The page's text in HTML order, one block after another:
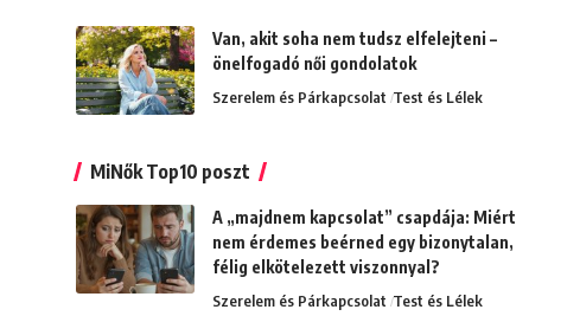
Van, akit soha nem tudsz elfelejteni –
önelfogadó női gondolatok
Szerelem és Párkapcsolat Test és Lélek
MiNők Top10 poszt
A „majdnem kapcsolat” csapdája: Miért
nem érdemes beérned egy bizonytalan,
félig elkötelezett viszonnyal?
Szerelem és Párkapcsolat Test és Lélek